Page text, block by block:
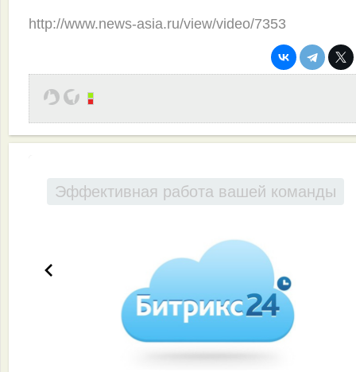
http://www.news-asia.ru/view/video/7353
Эффективная работа вашей команды